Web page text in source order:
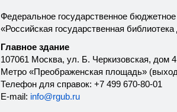
Федеральное государственное
«Российская государственная
Главное здание
107061 Москва, ул. Б. Черкизовская, дом
Метро «Преображенская площадь»
Телефон для справок: +7 499 670-80-01
E-mail: info@rgub.ru